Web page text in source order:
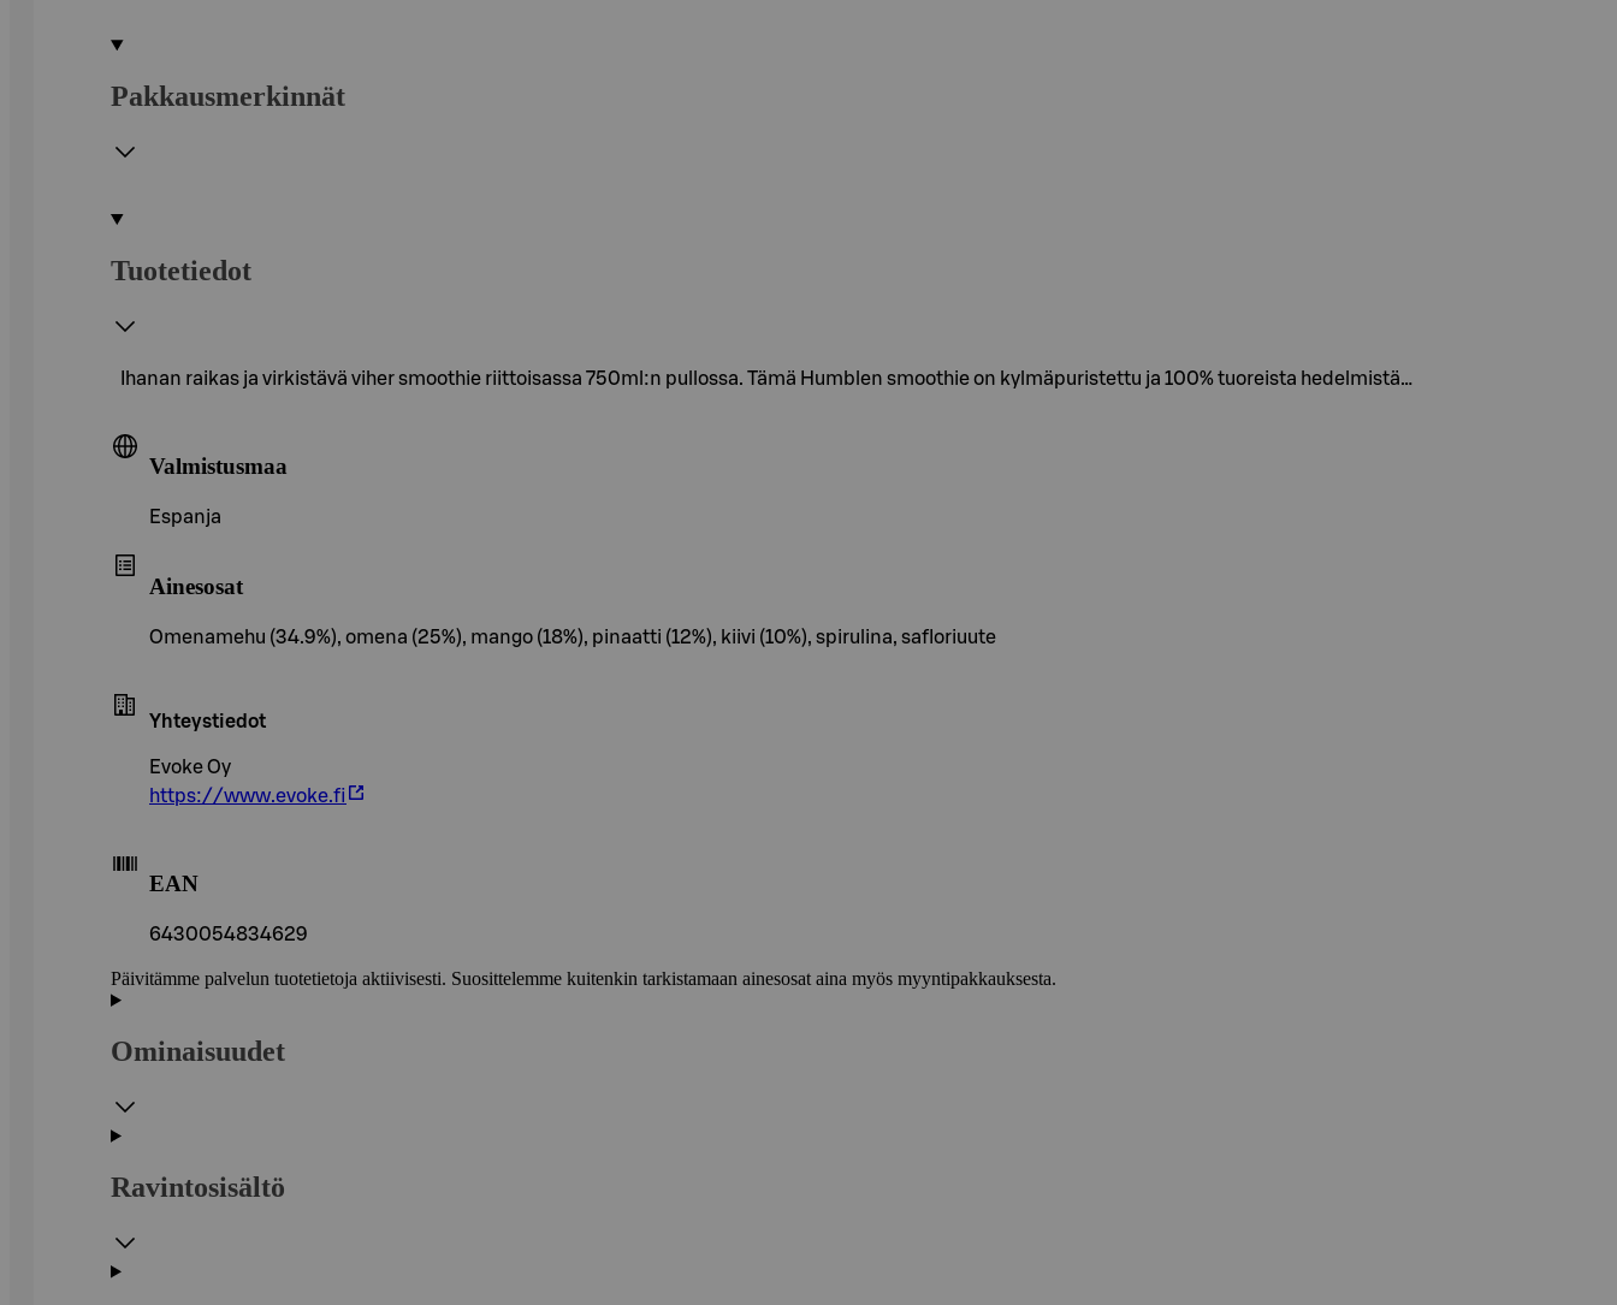
Pakkausmerkinnät
Tuotetiedot
Ihanan raikas ja virkistävä viher smoothie riittoisassa 750ml:n pullossa. Tämä Humblen smoothie on kylmäpuristettu ja 100% tuoreista hedelmistä…
Valmistusmaa
Espanja
Ainesosat
Omenamehu (34.9%), omena (25%), mango (18%), pinaatti (12%), kiivi (10%), spirulina, safloriuute
Yhteystiedot
Evoke Oy
https://www.evoke.fi
EAN
6430054834629
Päivitämme palvelun tuotetietoja aktiivisesti. Suosittelemme kuitenkin tarkistamaan ainesosat aina myös myyntipakkauksesta.
Ominaisuudet
Ravintosisältö